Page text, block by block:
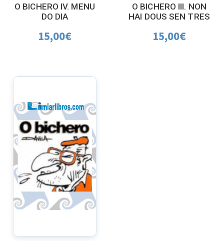
O BICHERO IV. MENU
DO DIA
15,00€
O BICHERO III. NON
HAI DOUS SEN TRES
15,00€